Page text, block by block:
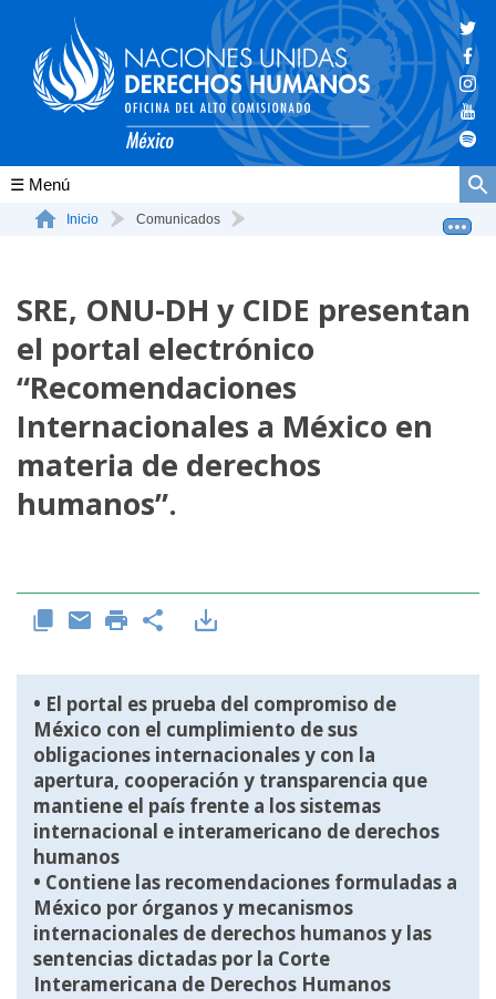
Conócenos
La ONU-DH en México
Vacantes ONU-DH México
ONU-DH en el tiempo
Inicio Comunicados
SRE, ONU-DH y CIDE presentan
el portal electrónico
“Recomendaciones
Internacionales a México en
materia de derechos
humanos”.
• El portal es prueba del compromiso de
México con el cumplimiento de sus
obligaciones internacionales y con la
apertura, cooperación y transparencia que
mantiene el país frente a los sistemas
internacional e interamericano de derechos
humanos
• Contiene las recomendaciones formuladas a
México por órganos y mecanismos
internacionales de derechos humanos y las
sentencias dictadas por la Corte
Interamericana de Derechos Humanos